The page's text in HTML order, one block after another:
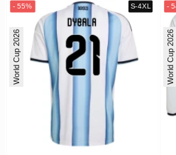
World Cup 2026 World Cup 2026